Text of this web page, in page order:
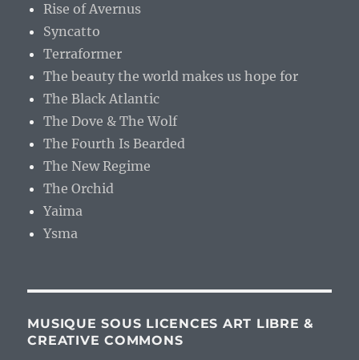
Rise of Avernus
Syncatto
Terraformer
The beauty the world makes us hope for
The Black Atlantic
The Dove & The Wolf
The Fourth Is Bearded
The New Regime
The Orchid
Yaima
Ysma
MUSIQUE SOUS LICENCES ART LIBRE &
CREATIVE COMMONS